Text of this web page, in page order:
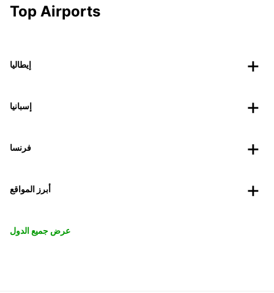
Top Airports
إيطاليا
إسبانيا
فرنسا
أبرز المواقع
عرض جميع الدول